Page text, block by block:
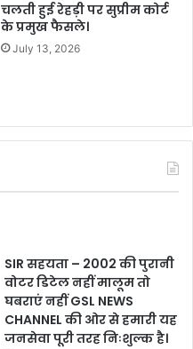
चलती हुई रेहड़ी पर सुप्रीम कोर्ट
के प्रमुख फैसले।
July 13, 2026
SIR सहयता – 2002 की पुरानी
वोटर डिटेल नहीं मालूम तो
घबराएं नहीं GSL NEWS
CHANNEL की ओर से हमारी यह
जनसेवा पूरी तरह निःशुल्क है।